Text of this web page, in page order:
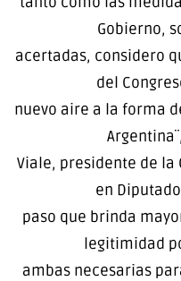
Gobierno,
acertadas, considero
del
nuevo aire a la forma
Viale, presidente de la
en
paso que brinda
legitimidad
ambas necesarias